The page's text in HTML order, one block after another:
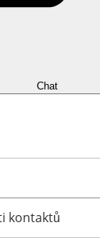
Chat
klienta
kontaktů